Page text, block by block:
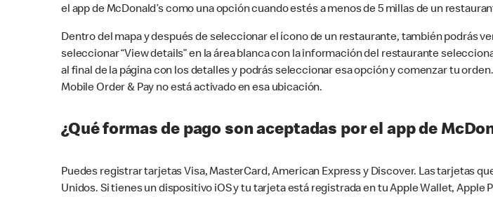
el app de McDonald’s como una opción cuando estés a menos de 5 millas de un
Dentro del mapa y después de seleccionar el ícono de un restaurante, también podrás
seleccionar “View details” en la área blanca con la información del restaurante
al final de la página con los detalles y podrás seleccionar esa opción y comenzar tu
Mobile Order & Pay no está activado en esa ubicación.
¿Qué formas de pago son aceptadas por el app de
Puedes registrar tarjetas Visa, MasterCard, American Express y Discover. Las tarjetas
Unidos. Si tienes un dispositivo iOS y tu tarjeta está registrada en tu Apple Wallet,